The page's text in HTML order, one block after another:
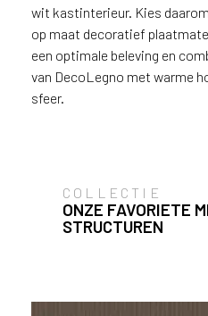
wit kastinterieur. Kies
op maat decoratief
een optimale beleving en
van DecoLegno met warme
sfeer.
COLLECTIE
ONZE FAVORIETE
STRUCTUREN